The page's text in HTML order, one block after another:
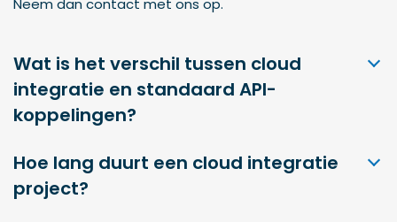
Neem dan contact met ons op.
Wat is het verschil tussen cloud
integratie en standaard API-
koppelingen?
Hoe lang duurt een cloud integratie
project?